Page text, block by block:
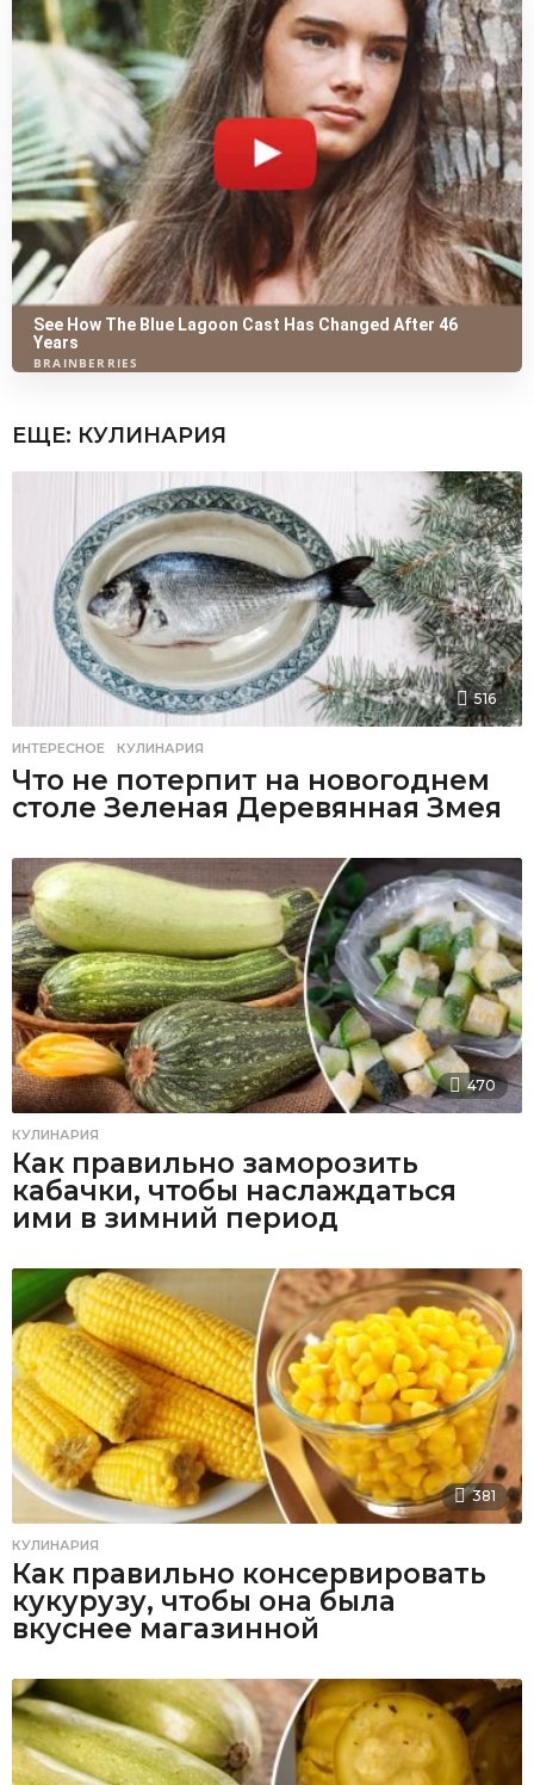
ЕЩЕ: КУЛИНАРИЯ
516
ИНТЕРЕСНОЕ ,КУЛИНАРИЯ
Что не потерпит на новогоднем
столе Зеленая Деревянная Змея
470
КУЛИНАРИЯ
Как правильно заморозить
кабачки, чтобы наслаждаться
ими в зимний период
381
КУЛИНАРИЯ
Как правильно консервировать
кукурузу, чтобы она была
вкуснее магазинной